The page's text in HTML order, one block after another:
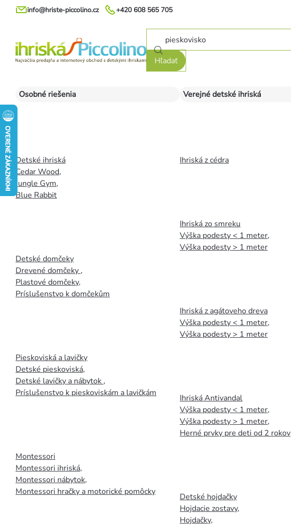
Prejsť
+420 608 565 705
info@hriste-piccolino.cz
Hľadať
Osobné riešenia
Detské ihriská
Cedar Wood,
Jungle Gym,
Blue Rabbit
Detské domčeky
Drevené domčeky ,
Plastové domčeky,
Príslušenstvo k domčekům
Pieskoviská a lavičky
Detské pieskoviská,
Detské lavičky a nábytok ,
Príslušenstvo k pieskoviskám a lavičkám
Montessori
Montessori ihriská,
Montessori nábytok,
Montessori hračky a motorické pomôcky
Verejné detské ihriská
Ihriská z cédra
Ihriská zo smreku
Výška podesty < 1 meter,
Výška podesty > 1 meter
Ihriská z agátoveho dreva
Výška podesty < 1 meter,
Výška podesty > 1 meter
Ihriská Antivandal
Výška podesty < 1 meter,
Výška podesty > 1 meter,
Herné prvky pre deti od 2 rokov
Detské hojdačky
Hojdacie zostavy,
Hojdačky,